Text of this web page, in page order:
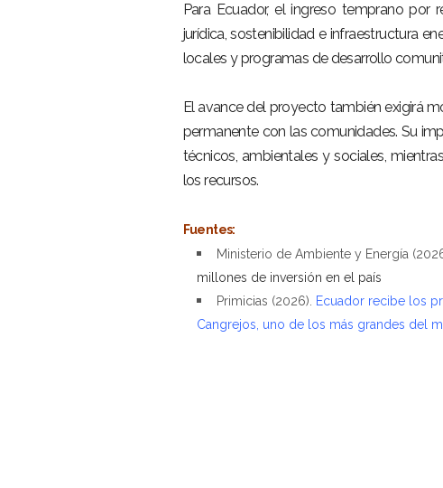
Para Ecuador, el ingreso temprano por
jurídica, sostenibilidad e infraestructura
locales y programas de desarrollo
El avance del proyecto también exigirá
permanente con las comunidades. Su
técnicos, ambientales y sociales,
los recursos.
Fuentes:
Ministerio de Ambiente y Energía
millones de inversión en el país
Primicias (2026). Ecuador recibe los
Cangrejos, uno de los más grandes del